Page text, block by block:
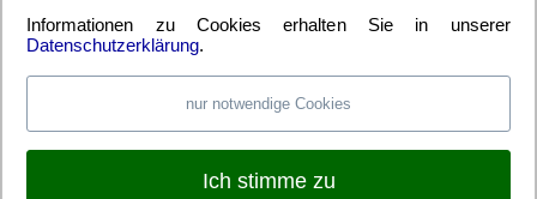
Hertha BSC kam unter die Räder
Alle 6-Punkte-Spiele gewinnen und aufsteigen
Hertha-Verteidigung stand offen wie ein Scheunentor
Informationen zu Cookies erhalten Sie in unserer
Datenschutzerklärung.
nur notwendige Cookies
Ich stimme zu